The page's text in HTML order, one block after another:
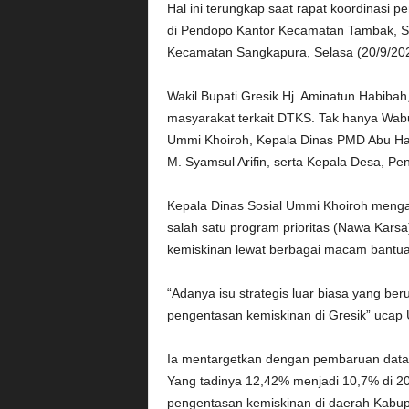
Hal ini terungkap saat rapat koordinasi
di Pendopo Kantor Kecamatan Tambak,
Kecamatan Sangkapura, Selasa (20/9/
Wakil Bupati Gresik Hj. Aminatun
masyarakat terkait DTKS. Tak hanya
Ummi Khoiroh, Kepala Dinas PMD Abu
M. Syamsul Arifin, serta Kepala Desa,
Kepala Dinas Sosial Ummi Khoiroh
salah satu program prioritas (Nawa
kemiskinan lewat berbagai macam
“Adanya isu strategis luar biasa yang
pengentasan kemiskinan di Gresik” ucap
Ia mentargetkan dengan pembaruan
Yang tadinya 12,42% menjadi 10,7% di
pengentasan kemiskinan di daerah